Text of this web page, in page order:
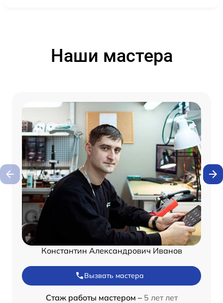
Наши мастера
Константин Александрович Иванов
Вызвать мастера
Стаж работы мастером – 5 лет лет